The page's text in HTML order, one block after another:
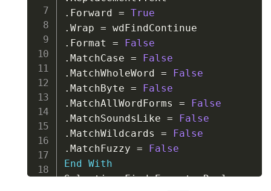
. Forward = True
. Wrap =
. Format =
False
. MatchCase =
False
. MatchWholeWord =
False
. MatchByte =
False
. MatchAllWordForms =
False
. MatchSoundsLike =
False
. MatchWildcards =
False
. MatchFuzzy =
False
End With
Selection.Find.Execute Replace:=